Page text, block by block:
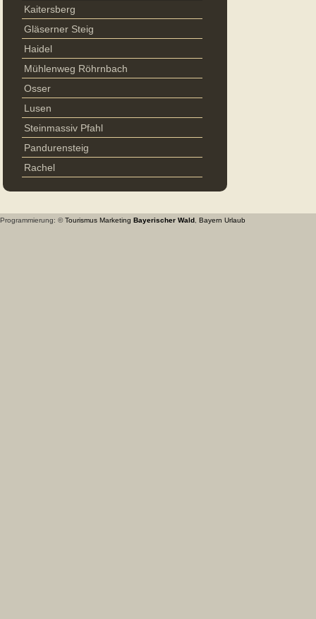
Kaitersberg
Gläserner Steig
Haidel
Mühlenweg Röhrnbach
Osser
Lusen
Steinmassiv Pfahl
Pandurensteig
Rachel
Programmierung: ©Tourismus Marketing Bayerischer Wald Bayern Urlaub